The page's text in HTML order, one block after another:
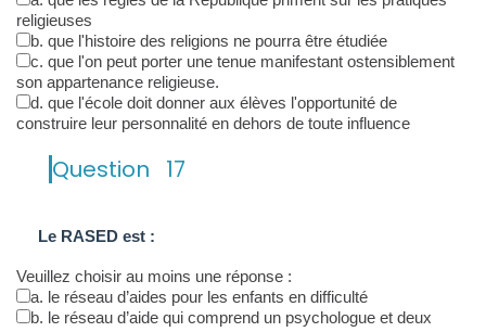
religieuses
b. que l'histoire des religions ne pourra être étudiée
c. que l'on peut porter une tenue manifestant ostensiblement
son appartenance religieuse.
d. que l'école doit donner aux élèves l'opportunité de
construire leur personnalité en dehors de toute influence
Question 17
Le RASED est :
Veuillez choisir au moins une réponse :
a. le réseau d’aides pour les enfants en difficulté
b. le réseau d’aide qui comprend un psychologue et deux